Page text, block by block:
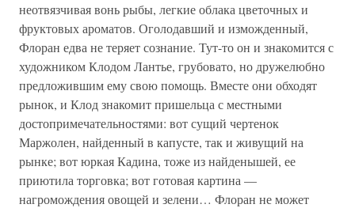
неотвязчивая вонь рыбы, легкие облака цветочных и
фруктовых ароматов. Оголодавший и изможденный,
Флоран едва не теряет сознание. Тут-то он и знакомится с
художником Клодом Лантье, грубовато, но дружелюбно
предложившим ему свою помощь. Вместе они обходят
рынок, и Клод знакомит пришельца с местными
достопримечательностями: вот сущий чертенок
Маржолен, найденный в капусте, так и живущий на
рынке; вот юркая Кадина, тоже из найденышей, ее
приютила торговка; вот готовая картина —
нагромождения овощей и зелени… Флоран не может